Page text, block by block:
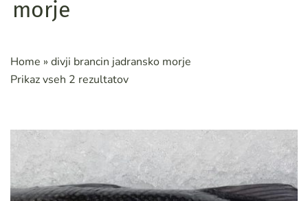
morje
Home » divji brancin jadransko morje
Prikaz vseh 2 rezultatov